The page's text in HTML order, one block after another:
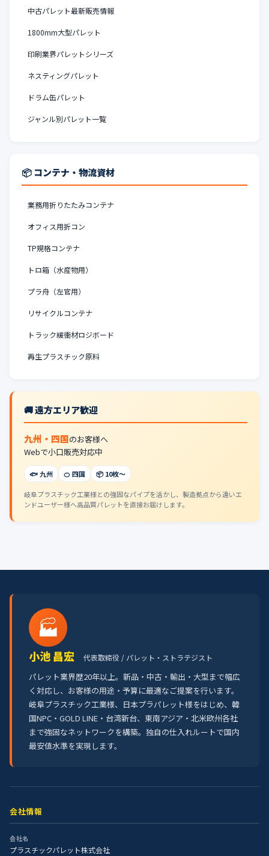
中古パレット最新販売情報
1800mm大型パレット
印刷業界パレットシリーズ
ネスティングパレット
ドラム缶パレット
ジャンル別パレット一覧
📦 コンテナ・物流資材
業務用折りたたみコンテナ
オフィス用折コン
TP規格コンテナ
トロ箱（水産物用）
プラ舟（左官用）
リサイクルコンテナ
トラック緩衝材ロジボード
再生プラスチック原料
🚚 遠方エリア歓迎
九州・四国のお客様へ
Webで小口販売対応中
🐟 九州 🍊 四国 📦 10枚〜
岐阜プラスチック工業様との強固なパイプを活かし、製造拠点から遠いエ
ンドユーザー様へ高品質パレットを直接お届けします。
🏭
小池 昌宏 代表取締役 / パレット・ストラテジスト
パレット業界歴20年以上。新品・中古・輸出・大型まで幅広
く対応し、お客様の用途・予算に最適なご提案を行います。
岐阜プラスチック工業様、日本プラパレット様をはじめ、韓
国NPC・GOLD LINE・台湾新台、東南アジア・北米欧州各社
まで強固なネットワークを構築。独自の仕入れルートで国内
最安値水準を実現します。
会社情報
会社名
プラスチックパレット株式会社